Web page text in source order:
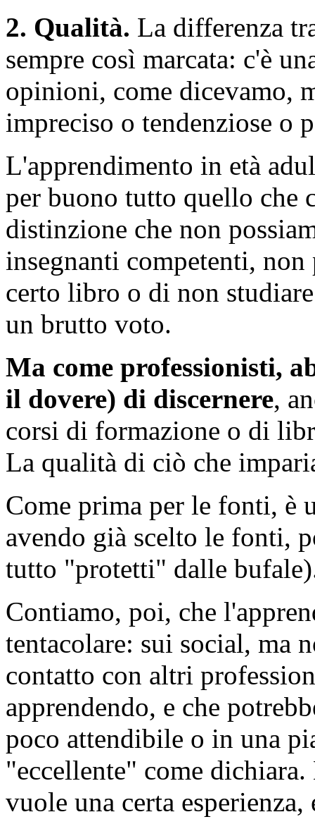
2. Qualità. La differenza
sempre così marcata: c'è
opinioni, come dicevamo,
impreciso o tendenziose o
L'apprendimento in età
per buono tutto quello che
distinzione che non
insegnanti competenti,
certo libro o di non
un brutto voto.
Ma come professionisti,
il dovere) di discernere,
corsi di formazione o di
La qualità di ciò che
Come prima per le fonti, è
avendo già scelto le fonti,
tutto "protetti" dalle
Contiamo, poi, che
tentacolare: sui social, ma
contatto con altri
apprendendo, e che
poco attendibile o in una
"eccellente" come
vuole una certa esperienza,